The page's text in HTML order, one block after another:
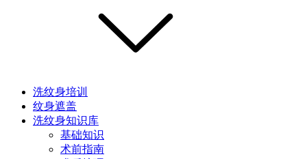
洗纹身培训
纹身遮盖
洗纹身知识库
基础知识
术前指南